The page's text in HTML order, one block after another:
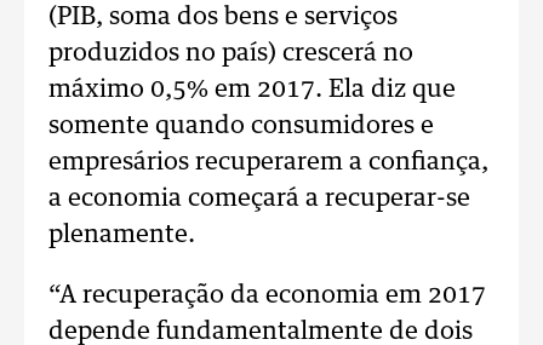
(PIB, soma dos bens e serviços
produzidos no país) crescerá no
máximo 0,5% em 2017. Ela diz que
somente quando consumidores e
empresários recuperarem a confiança,
a economia começará a recuperar-se
plenamente.
“A recuperação da economia em 2017
depende fundamentalmente de dois